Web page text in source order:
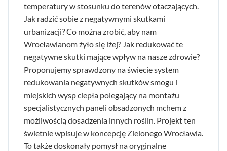
temperatury w stosunku do terenów otaczających.
Jak radzić sobie z negatywnymi skutkami
urbanizacji? Co można zrobić, aby nam
Wrocławianom żyło się lżej? Jak redukować te
negatywne skutki mające wpływ na nasze zdrowie?
Proponujemy sprawdzony na świecie system
redukowania negatywnych skutków smogu i
miejskich wysp ciepła polegający na montażu
specjalistycznych paneli obsadzonych mchem z
możliwością dosadzenia innych roślin. Projekt ten
świetnie wpisuje w koncepcję Zielonego Wrocławia.
To także doskonały pomysł na oryginalne